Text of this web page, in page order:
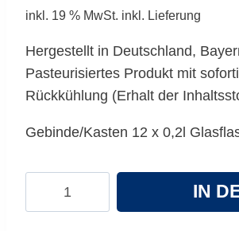
inkl. 19 % MwSt. inkl. Lieferung
Hergestellt in Deutschland,
Pasteurisiertes Produkt mit
Rückkühlung (Erhalt der
Gebinde/Kasten 12 x 0,2l
IN